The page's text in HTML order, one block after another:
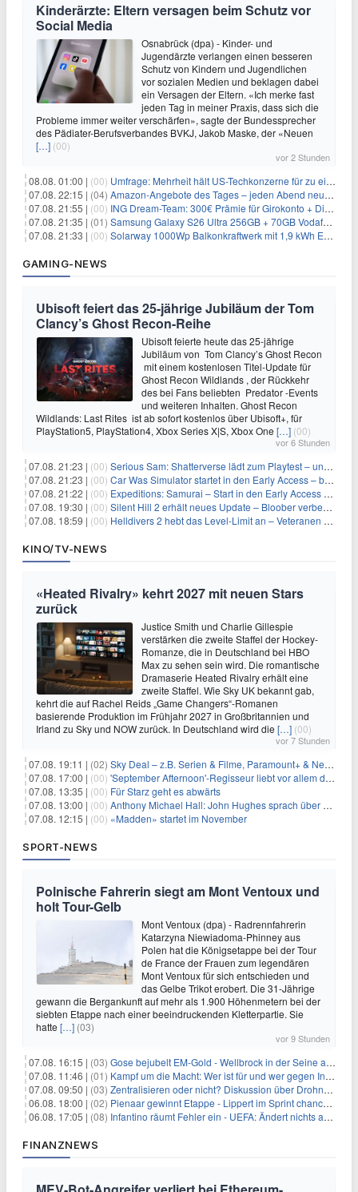
Kinderärzte: Eltern versagen beim Schutz vor
Social Media
Osnabrück (dpa) - Kinder- und
Jugendärzte verlangen einen besseren
Schutz von Kindern und Jugendlichen
vor sozialen Medien und beklagen dabei
ein Versagen der Eltern. «Ich merke fast
jeden Tag in meiner Praxis, dass sich die
Probleme immer weiter verschärfen», sagte der Bundessprecher
des Pädiater-Berufsverbandes BVKJ, Jakob Maske, der «Neuen
[…] (00)
vor 2 Stunden
08.08. 01:00 | (00) Umfrage: Mehrheit hält US-Techkonzerne für zu einflussreich
07.08. 22:15 | (04) Amazon-Angebote des Tages – jeden Abend neue Deals zum Stöbern
07.08. 21:55 | (00) ING Dream-Team: 300€ Prämie für Girokonto + Direkt-Depot
07.08. 21:35 | (01) Samsung Galaxy S26 Ultra 256GB + 70GB Vodafone-Netz für 34,99€/Monat (effektiv 4,74€/Monat)
07.08. 21:33 | (00) Solarway 1000Wp Balkonkraftwerk mit 1,9 kWh EcoFlow-Speicher für 719€ + 30€ Filial-Gutschein
GAMING-NEWS
Ubisoft feiert das 25-jährige Jubiläum der Tom
Clancy’s Ghost Recon-Reihe
Ubisoft feierte heute das 25-jährige
Jubiläum von Tom Clancy’s Ghost Recon
mit einem kostenlosen Titel-Update für
Ghost Recon Wildlands , der Rückkehr
des bei Fans beliebten Predator -Events
und weiteren Inhalten. Ghost Recon
Wildlands: Last Rites ist ab sofort kostenlos über Ubisoft+, für
PlayStation5, PlayStation4, Xbox Series X|S, Xbox One […] (00)
vor 6 Stunden
07.08. 21:23 | (00) Serious Sam: Shatterverse lädt zum Playtest – und erscheint schon bald!
07.08. 21:23 | (00) Car Was Simulator startet in den Early Access – bald gehts los!
07.08. 21:22 | (00) Expeditions: Samurai – Start in den Early Access ab heute im feudalen Japan
07.08. 19:30 | (00) Silent Hill 2 erhält neues Update – Bloober verbessert Grafik und Performance
07.08. 18:59 | (00) Helldivers 2 hebt das Level-Limit an – Veteranen können endlich weiter aufsteigen
KINO/TV-NEWS
«Heated Rivalry» kehrt 2027 mit neuen Stars
zurück
Justice Smith und Charlie Gillespie
verstärken die zweite Staffel der Hockey-
Romanze, die in Deutschland bei HBO
Max zu sehen sein wird. Die romantische
Dramaserie Heated Rivalry erhält eine
zweite Staffel. Wie Sky UK bekannt gab,
kehrt die auf Rachel Reids „Game Changers“-Romanen
basierende Produktion im Frühjahr 2027 in Großbritannien und
Irland zu Sky und NOW zurück. In Deutschland wird die […] (00)
vor 7 Stunden
07.08. 19:11 | (02) Sky Deal – z.B. Serien & Filme, Paramount+ & Netflix für 19,99€/Monat
07.08. 17:00 | (00) 'September Afternoon'-Regisseur liebt vor allem die 'Banalität' in seinen Filmen
07.08. 13:35 | (00) Für Starz geht es abwärts
07.08. 13:00 | (00) Anthony Michael Hall: John Hughes sprach über eine Fortsetzung von 'The Breakfast Club'
07.08. 12:15 | (00) «Madden» startet im November
SPORT-NEWS
Polnische Fahrerin siegt am Mont Ventoux und
holt Tour-Gelb
Mont Ventoux (dpa) - Radrennfahrerin
Katarzyna Niewiadoma-Phinney aus
Polen hat die Königsetappe bei der Tour
de France der Frauen zum legendären
Mont Ventoux für sich entschieden und
das Gelbe Trikot erobert. Die 31-Jährige
gewann die Bergankunft auf mehr als 1.900 Höhenmetern bei der
siebten Etappe nach einer beeindruckenden Kletterpartie. Sie
hatte […] (03)
vor 9 Stunden
07.08. 16:15 | (03) Gose bejubelt EM-Gold - Wellbrock in der Seine ausgebremst
07.08. 11:46 | (01) Kampf um die Macht: Wer ist für und wer gegen Infantino?
07.08. 09:50 | (03) Zentralisieren oder nicht? Diskussion über Drohnenabwehr
06.08. 18:00 | (02) Pienaar gewinnt Etappe - Lippert im Sprint chancenlos
06.08. 17:05 | (08) Infantino räumt Fehler ein - UEFA: Ändert nichts an Boykott
FINANZNEWS